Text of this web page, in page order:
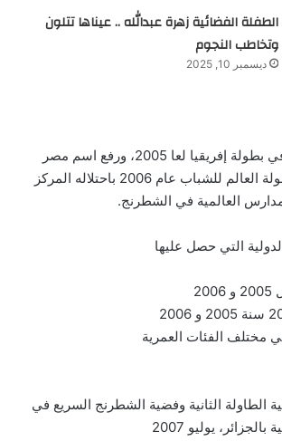
الطفلة الفضائية زهرة عبدالله .. عيناها تتلون
وتخاطب النجوم
ديسمبر 10, 2025
نال ” باسم” اللقب في بطولة إفريقيا لعا 2005، ورفع اسم مصر
والعرب عاليا في بطولة العالم للشباب عام 2006 باحتلاله المركز
العالمية في الشطرنج.
التي حصل عليها
الطاولة الثانية وفضية الشطرنج السريع في
يوليو 2007